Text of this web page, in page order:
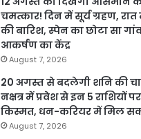
चमत्कार! दिन में सूर्य ग्रहण, रात
की बारिश, स्पेन का छोटा सा
आकर्षण का केंद्र
August 7, 2026
20 अगस्त से बदलेगी शनि की
नक्षत्र में प्रवेश से इन 5 राशियों
किस्मत, धन-करियर में मिल
August 7, 2026